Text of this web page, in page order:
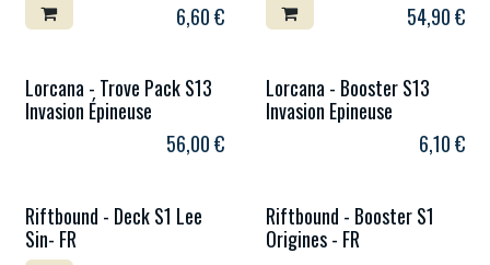
6,60€
54,90€
Lorcana - Trove Pack S13
Invasion Épineuse
56,00€
Lorcana - Booster S13
Invasion Epineuse
6,10€
Riftbound - Deck S1 Lee
Sin- FR
Riftbound - Booster S1
Origines - FR